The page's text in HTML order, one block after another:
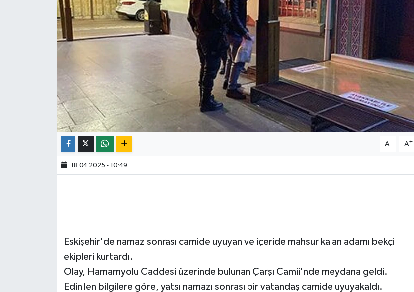
A- A+
18.04.2025 - 10:49
Eskişehir'de namaz sonrası camide uyuyan ve içeride mahsur kalan adamı bekçi
ekipleri kurtardı.
Olay, Hamamyolu Caddesi üzerinde bulunan Çarşı Camii'nde meydana geldi.
Edinilen bilgilere göre, yatsı namazı sonrası bir vatandaş camide uyuyakaldı.